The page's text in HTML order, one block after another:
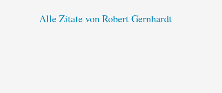
Alle Zitate von Robert Gernhardt